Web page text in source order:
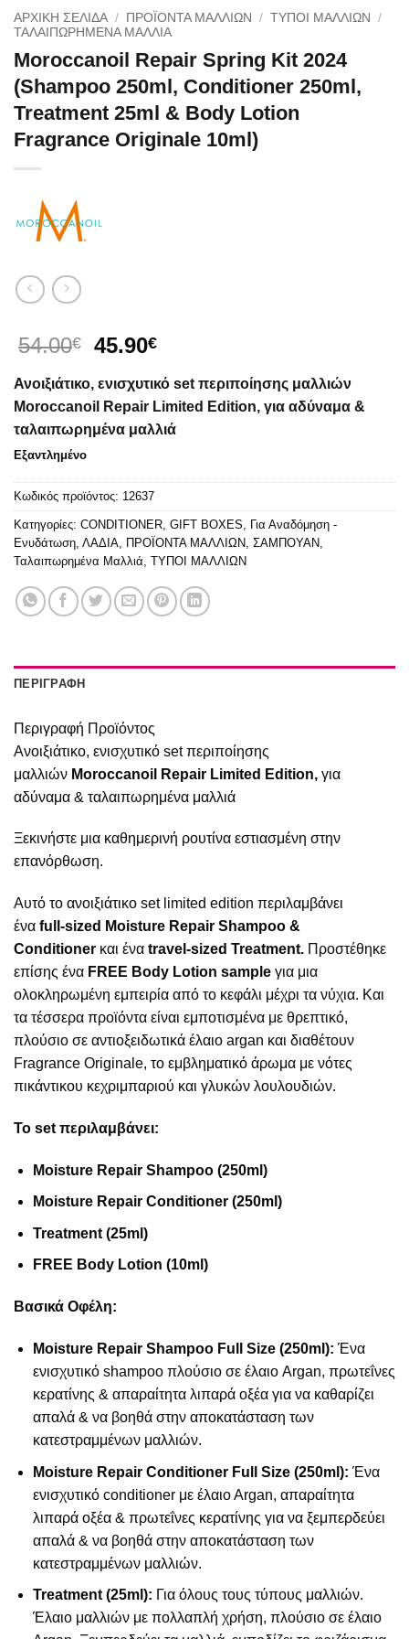
ΑΡΧΙΚΉ ΣΕΛΊΔΑ / ΠΡΟΪΟΝΤΑ ΜΑΛΛΙΩΝ / ΤΥΠΟΙ ΜΑΛΛΙΩΝ
/
ΤΑΛΑΙΠΩΡΗΜΈΝΑ ΜΑΛΛΙΆ
Moroccanoil Repair Spring Kit 2024
(Shampoo 250ml, Conditioner 250ml,
Treatment 25ml & Body Lotion
Fragrance Originale 10ml)
54.00€
Original
was:
54.00€.
45.90€Η
τιμή
είναι:
45.90€.
Ανοιξιάτικο, ενισχυτικό set περιποίησης μαλλιών
Moroccanoil Repair Limited Edition, για αδύναμα &
ταλαιπωρημένα μαλλιά
Εξαντλημένο
Κωδικός προϊόντος: 12637
Κατηγορίες: CONDITIONER GIFT BOXES
Για Αναδόμηση -
Ενυδάτωση ΛΑΔΙΑ ΠΡΟΪΟΝΤΑ ΜΑΛΛΙΩΝ ΣΑΜΠΟΥΑΝ
Ταλαιπωρημένα Μαλλιά ΤΥΠΟΙ ΜΑΛΛΙΩΝ
ΠΕΡΙΓΡΑΦΉ
Περιγραφή Προϊόντος
Ανοιξιάτικο, ενισχυτικό set περιποίησης
μαλλιών Moroccanoil Repair Limited Edition, για
αδύναμα & ταλαιπωρημένα μαλλιά
Ξεκινήστε μια καθημερινή ρουτίνα εστιασμένη στην
επανόρθωση.
Αυτό το ανοιξιάτικο set limited edition περιλαμβάνει
ένα full-sized Moisture Repair Shampoo &
Conditioner και ένα travel-sized Treatment. Προστέθηκε
επίσης ένα FREE Body Lotion sample για μια
ολοκληρωμένη εμπειρία από το κεφάλι μέχρι τα νύχια. Και
τα τέσσερα προϊόντα είναι εμποτισμένα με θρεπτικό,
πλούσιο σε αντιοξειδωτικά έλαιο argan και διαθέτουν
Fragrance Originale, το εμβληματικό άρωμα με νότες
πικάντικου κεχριμπαριού και γλυκών λουλουδιών.
Το set περιλαμβάνει:
Moisture Repair Shampoo (250ml)
Moisture Repair Conditioner (250ml)
Treatment (25ml)
FREE Body Lotion (10ml)
Bασικά Oφέλη:
Moisture Repair Shampoo Full Size (250ml): Ένα
ενισχυτικό shampoo πλούσιο σε έλαιο Argan, πρωτεΐνες
κερατίνης & απαραίτητα λιπαρά οξέα για να καθαρίζει
απαλά & να βοηθά στην αποκατάσταση των
κατεστραμμένων μαλλιών.
Moisture Repair Conditioner Full Size (250ml): Ένα
ενισχυτικό conditioner με έλαιο Αrgan, απαραίτητα
λιπαρά οξέα & πρωτεΐνες κερατίνης για να ξεμπερδεύει
απαλά & να βοηθά στην αποκατάσταση των
κατεστραμμένων μαλλιών.
Treatment (25ml): Για όλους τους τύπους μαλλιών.
Έλαιο μαλλιών με πολλαπλή χρήση, πλούσιο σε έλαιο